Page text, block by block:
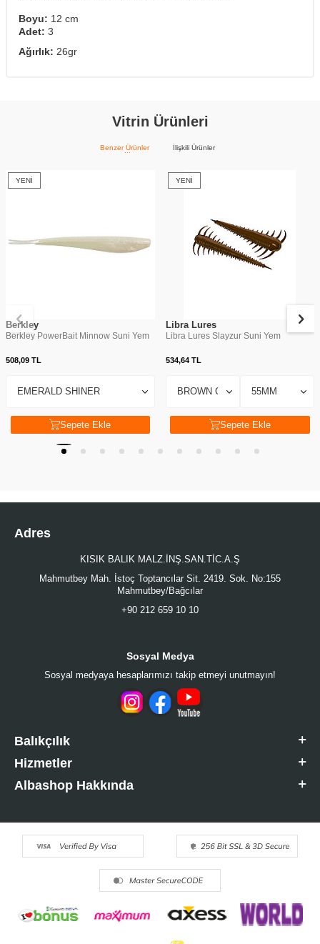
Boyu: 12 cm
Adet: 3
Ağırlık: 26gr
Vitrin Ürünleri
Benzer Ürünler İlişkili Ürünler
YENI
Berkley
Berkley PowerBait Minnow Suni Yem
508,09 TL
Sepete Ekle
YENI
Libra Lures
Libra Lures Slayzur Suni Yem
534,64TL
Sepete Ekle
Adres
KISIK BALIK MALZ.İNŞ.SAN.TİC.A.Ş
Mahmutbey Mah. İstoç Toptancılar Sit. 2419. Sok. No:155
Mahmutbey/Bağcılar
+90 212 659 10 10
Sosyal Medya
Sosyal medyaya hesaplarımızı takip etmeyi unutmayın!
Balıkçılık
Hizmetler
Albashop Hakkında